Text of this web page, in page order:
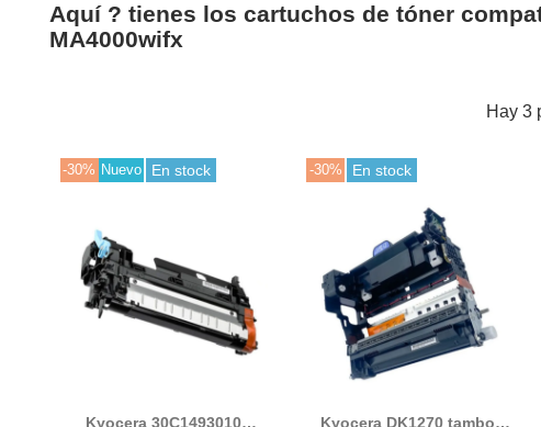
Aquí ? tienes los cartuchos de tóner
MA4000wifx
Hay 3
-30% Nuevo En stock
Kyocera 30C1493010
-30% En stock
Kyocera DK1270 tambor